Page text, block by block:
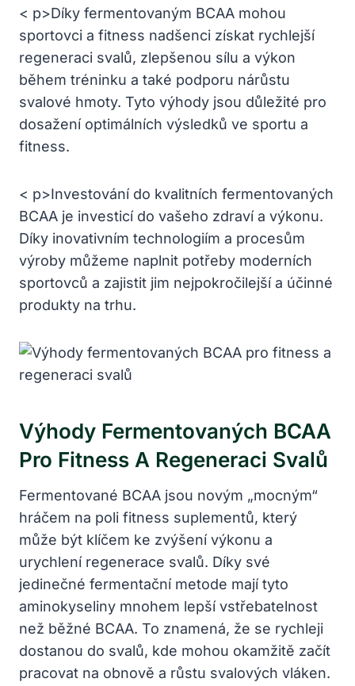
< p>Díky fermentovaným BCAA mohou
sportovci a fitness nadšenci získat rychlejší
regeneraci svalů, zlepšenou sílu a výkon
během tréninku a také podporu nárůstu
svalové hmoty. Tyto výhody jsou důležité pro
dosažení optimálních výsledků ve sportu a
fitness.
< p>Investování do kvalitních fermentovaných
BCAA je investicí do vašeho zdraví a výkonu.
Díky inovativním technologiím a procesům
výroby můžeme naplnit potřeby moderních
sportovců a zajistit jim nejpokročilejší a účinné
produkty na trhu.
Výhody Fermentovaných BCAA
Pro Fitness A Regeneraci Svalů
Fermentované BCAA jsou novým „mocným“
hráčem na poli fitness suplementů, který
může být klíčem ke zvýšení výkonu a
urychlení regenerace svalů. Díky své
jedinečné fermentační metode mají tyto
aminokyseliny mnohem lepší vstřebatelnost
než běžné BCAA. To znamená, že se rychleji
dostanou do svalů, kde mohou okamžitě začít
pracovat na obnově a růstu svalových vláken.